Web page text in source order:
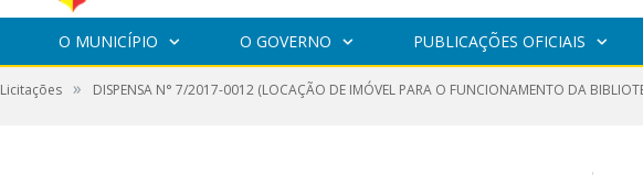
O MUNICÍPIO O GOVERNO PUBLICAÇÕES OFICIAIS
Licitações » DISPENSA N° 7/2017-0012 (LOCAÇÃO DE IMÓVEL PARA O FUNCIONAMENTO DA